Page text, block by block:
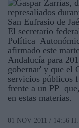
El secretario
Política
afirmado este
Andalucía para
gobernar' y que el
servicios públicos
frente a un PP
en estas materias.
01 NOV 2011 / 14:56 H.